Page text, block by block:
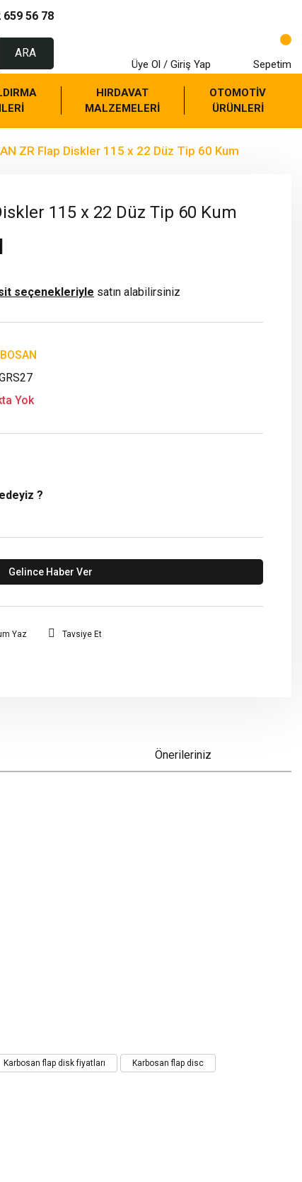
659 56 78
ARA
Üye Ol / Giriş Yap Sepetim
HIRDAVAT
MALZEMELERİ
OTOMOTİV
ÜRÜNLERİ
ZR Flap Diskler 115 x 22 Düz Tip 60 Kum
115 x 22 Düz Tip 60 Kum
seçenekleriyle satın alabilirsiniz
Yok
?
Gelince Haber Ver
Yaz Tavsiye Et
Önerileriniz
Karbosan flap disk fiyatları Karbosan flap disc